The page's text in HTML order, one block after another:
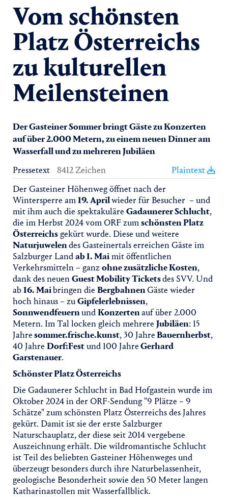
Vom schönsten
Platz Österreichs
zu kulturellen
Meilensteinen
Der Gasteiner Sommer bringt Gäste zu Konzerten
auf über 2.000 Metern, zu einem neuen Dinner am
Wasserfall und zu mehreren Jubiläen
Pressetext
8412 Zeichen
Plaintext
Der Gasteiner Höhenweg öffnet nach der
Wintersperre am19. Aprilwieder für Besucher – und
mit ihm auch die spektakuläre Gadaunerer Schlucht,
die im Herbst 2024 vom ORF zumschönsten Platz
Österreichsgekürt wurde. Diese und weitere
Naturjuwelendes Gasteinertals erreichen Gäste im
Salzburger Landab 1. Maimit öffentlichen
Verkehrsmitteln – ganz ohne zusätzliche Kosten,
dank des neuenGuest Mobility Ticketsdes SVV. Und
ab16. Maibringen die BergbahnenGäste wieder
hoch hinaus – zuGipfelerlebnissen,
SonnwendfeuernundKonzertenauf über 2.000
Metern. Im Tal locken gleich mehrere Jubiläen: 15
Jahresommer.frische.kunst, 30 JahreBauernherbst,
40 Jahre Dorf:Festund 100 JahreGerhard
Garstenauer.
Schönster Platz Österreichs
Die Gadaunerer Schlucht in Bad Hofgastein wurde im
Oktober 2024 in der ORF-Sendung "9 Plätze – 9
Schätze" zum schönsten Platz Österreichs des Jahres
gekürt. Damit ist sie der erste Salzburger
Naturschauplatz, der diese seit 2014 vergebene
Auszeichnung erhält. Die wildromantische Schlucht
ist Teil des beliebten Gasteiner Höhenweges und
überzeugt besonders durch ihre Naturbelassenheit,
geologische Besonderheit sowie den 50 Meter langen
Katharinastollen mit Wasserfallblick.